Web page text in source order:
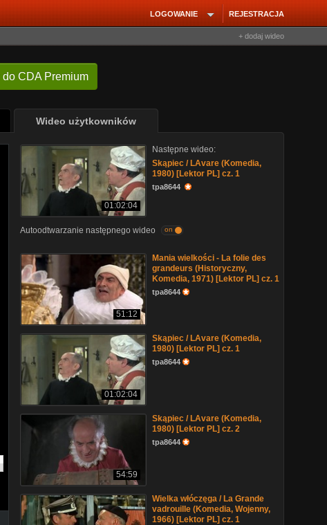
REJESTRACJA
LOGOWANIE
+ dodaj wideo
do CDA Premium
Wideo użytkowników
01:02:04
Następne wideo:
Skąpiec / LAvare (Komedia,
1980) [Lektor PL] cz. 1
tpa8644
Autoodtwarzanie następnego wideo on
51:12
Mania wielkości - La folie des
grandeurs (Historyczny,
Komedia, 1971) [Lektor PL] cz. 1
tpa8644
01:02:04
Skąpiec / LAvare (Komedia,
1980) [Lektor PL] cz. 1
tpa8644
54:59
Skąpiec / LAvare (Komedia,
1980) [Lektor PL] cz. 2
tpa8644
Wielka włóczęga / La Grande
vadrouille (Komedia, Wojenny,
1966) [Lektor PL] cz. 1